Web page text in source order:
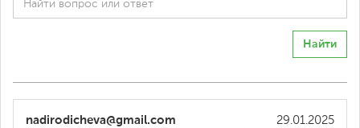
Найти
29.01.2025
nadirodicheva@gmail.com